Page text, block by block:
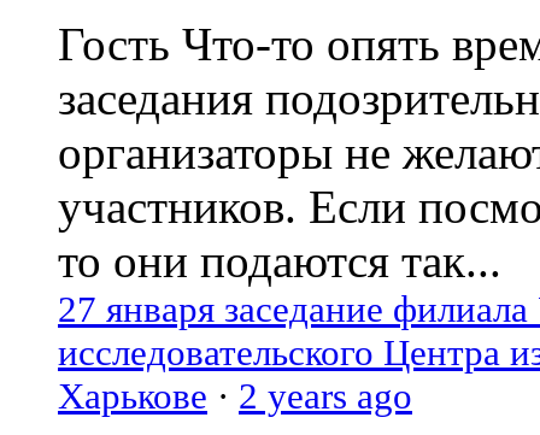
Гость Что-то опять
заседания
организаторы не
участников. Если
то они подаются так...
27 января заседание
исследовательского Центра
Харькове · 2 years ago